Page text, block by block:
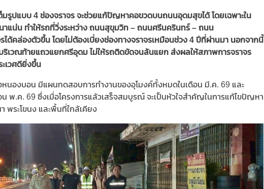
มรูปแบบ 4 ช่องจราจร จะช่วยแก้ปัญหาคอขวดบนถนนอุดมสุขได้ โดยเฉพาะใน
แน่น ทำให้รถที่วิ่งระหว่าง ถนนสุขุมวิท – ถนนศรีนครินทร์ – ถนน
ได้คล่องตัวขึ้น โดยไม่ต้องเบี่ยงช่องทางจราจรเหมือนช่วง 4 ปีที่ผ่านมา นอกจากนี้
เวณท้ายแถวแยกศรีอุดม ไม่ให้รถติดขัดจนล้นแยก ส่งผลให้สภาพการจราจร
เวศดียิ่งขึ้น
หนองบอน มีแผนทดสอบการทำงานของอุโมงค์ทั้งหมดในเดือน มี.ค. 69 และ
น พ.ค. 69 ซึ่งเมื่อโครงการแล้วเสร็จสมบูรณ์ จะเป็นหัวใจสำคัญในการแก้ไขปัญหา
พระโขนง และพื้นที่ใกล้เคียง